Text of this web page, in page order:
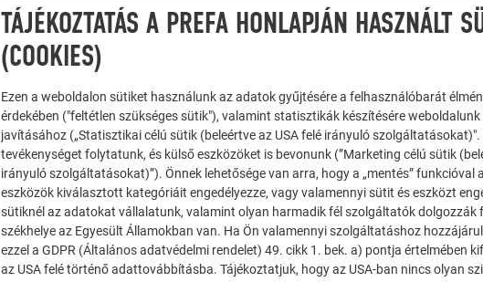
A szennyeződés mértékétől függően a tető-vízelvezető rendszereket
és hótól rendszeresen meg kell tisztítani. Erre különösen PREFA
lombkosár beépítése esetén kell ügyelni. Különleges helyzetekben,
Ápolási és tisztítási tanácsok:Enyhe szennyeződések, például
mosó-, ill. ápolószerek alkalmazhatók (nem súrolószerek!). Olajok
univerzális tisztítószer. A tisztítószerekre vonatkozó gyártói
A tisztításhoz használjon vizet és tisztítószivacsot.
TÁJÉKOZTATÁS A PREFA HONLAPJÁN HASZNÁLT
(COOKIES)
Ezen a weboldalon sütiket használunk az adatok gyűjtésére a felhasználóbarát
érdekében ("feltétlen szükséges sütik"), valamint statisztikák készítésére
javításához („Statisztikai célú sütik (beleértve az USA felé irányuló
tevékenységet folytatunk, és külső eszközöket is bevonunk (”Marketing célú sütik
irányuló szolgáltatásokat)”). Önnek lehetősége van arra, hogy a „mentés” funkcióval
eszközök kiválasztott kategóriáit engedélyezze, vagy valamennyi sütit és eszközt
sütiknél az adatokat vállalatunk, valamint olyan harmadik fél szolgáltatók dolgozzák
székhelye az Egyesült Államokban van. Ha Ön valamennyi szolgáltatáshoz
ezzel a GDPR (Általános adatvédelmi rendelet) 49. cikk 1. bek. a) pontja értelmében
az USA felé történő adattovábbításba. Tájékoztatjuk, hogy az USA-ban nincs olyan